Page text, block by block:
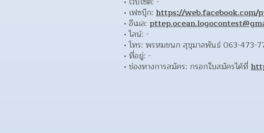
เฟซบุ๊ก: https://web.facebook.com/
อีเมล:
ไลน์: -
โทร: พรหมชนก สุขุมาลพันธ์ 063-473-
ที่อยู่: -
ช่องทางการสมัคร: กรอกใบสมัครได้ที่